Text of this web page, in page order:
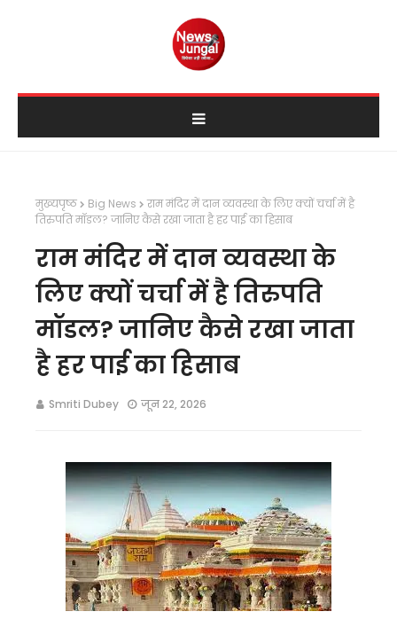
मुख्यपृष्ठ Big News
राम मंदिर में दान व्यवस्था के लिए क्यों चर्चा में है
तिरुपति मॉडल? जानिए कैसे रखा जाता है हर पाई का हिसाब
राम मंदिर में दान व्यवस्था के
लिए क्यों चर्चा में है तिरुपति
मॉडल? जानिए कैसे रखा जाता
है हर पाई का हिसाब
Smriti Dubey जून 22, 2026